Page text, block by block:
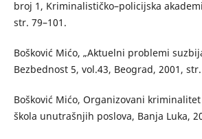
broj 1, Kriminalističko–policijska
str. 79–101.
Bošković Mićo, „Aktuelni problemi
Bezbednost 5, vol.43, Beograd, 2001,
Bošković Mićo, Organizovani
škola unutrašnjih poslova, Banja Luka,